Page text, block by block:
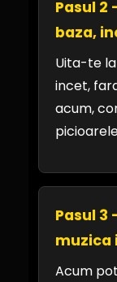
Pasul 2
baza,
Uita-te
incet,
acum,
Pasul 3
muzica
Acum